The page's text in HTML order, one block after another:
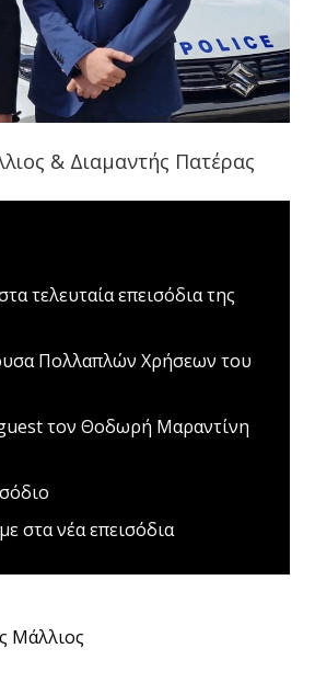
& Διαμαντής Πατέρας
τελευταία επεισόδια της
Πολλαπλών Χρήσεων του
τον Θοδωρή Μαραντίνη
στα νέα επεισόδια
Μάλλιος